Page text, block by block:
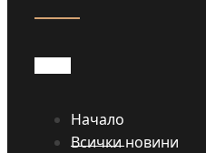
Прочети
Начало
Всички новини